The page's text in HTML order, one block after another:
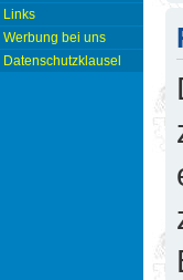
Links
Werbung bei uns
Datenschutzklausel